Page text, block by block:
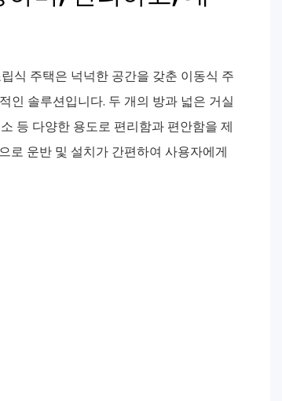
식 주택은 넉넉한 공간을 갖춘 이동식 주
인 솔루션입니다. 두 개의 방과 넓은 거실
등 다양한 용도로 편리함과 편안함을 제
로 운반 및 설치가 간편하여 사용자에게